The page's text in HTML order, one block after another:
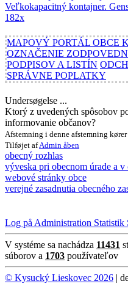
Veľkokapacitný kontajner.
182x
MAPOVÝ PORTÁL OBCE
OZNAČENIE
PODPISOV A LISTÍN
SPRÁVNE POPLATKY
Undersøgelse ...
Ktorý z uvedených spôsobov
informovanie občanov?
Afstemning i denne afstemning
Tilføjet afAdmin åben
obecný rozhlas
výveska pri obecnom úrade a v
webové stránky obce
verejné zasadnutia obecného
Log på Administration Statistik
V systéme sa nachádza 11431
súborov a 1703 používateľov
© Kysucký Lieskovec 2026 |